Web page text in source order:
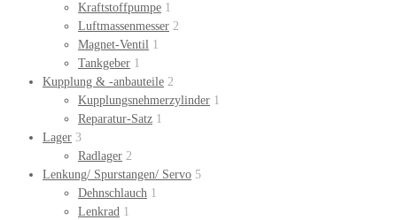
Kraftstoffpumpe 1
Luftmassenmesser 2
Magnet-Ventil 1
Tankgeber 1
Kupplung & -anbauteile 2
Kupplungsnehmerzylinder 1
Reparatur-Satz 1
Lager 3
Radlager 2
Lenkung/ Spurstangen/ Servo 5
Dehnschlauch 1
Lenkrad 1